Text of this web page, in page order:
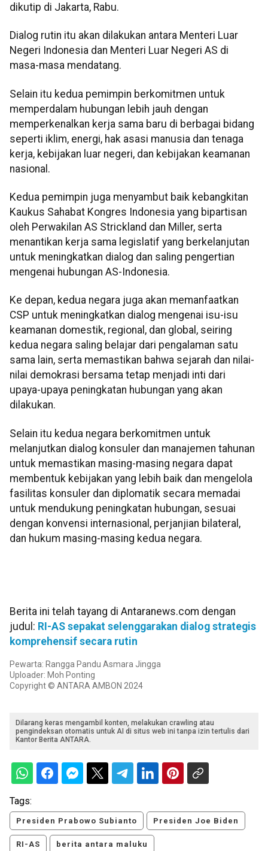
dikutip di Jakarta, Rabu.
Dialog rutin itu akan dilakukan antara Menteri Luar
Negeri Indonesia dan Menteri Luar Negeri AS di
masa-masa mendatang.
Selain itu kedua pemimpin berkomitmen untuk
memperdalam hubungan lebih jauh dengan
memperkenalkan kerja sama baru di berbagai bidang
seperti iklim, energi, hak asasi manusia dan tenaga
kerja, kebijakan luar negeri, dan kebijakan keamanan
nasional.
Kedua pemimpin juga menyambut baik kebangkitan
Kaukus Sahabat Kongres Indonesia yang bipartisan
oleh Perwakilan AS Strickland dan Miller, serta
menantikan kerja sama legislatif yang berkelanjutan
untuk meningkatkan dialog dan saling pengertian
mengenai hubungan AS-Indonesia.
Ke depan, kedua negara juga akan memanfaatkan
CSP untuk meningkatkan dialog mengenai isu-isu
keamanan domestik, regional, dan global, seiring
kedua negara saling belajar dari pengalaman satu
sama lain, serta memastikan bahwa sejarah dan nilai-
nilai demokrasi bersama tetap menjadi inti dari
upaya-upaya peningkatan hubungan yang akan
dilakukan.
Selain itu kedua negara berkomitmen untuk
melanjutkan dialog konsuler dan manajemen tahunan
untuk memastikan masing-masing negara dapat
membentuk kebijakan yang lebih baik dan mengelola
fasilitas konsuler dan diplomatik secara memadai
untuk mendukung peningkatan hubungan, sesuai
dengan konvensi internasional, perjanjian bilateral,
dan hukum masing-masing kedua negara.
Berita ini telah tayang di Antaranews.com dengan
judul: RI-AS sepakat selenggarakan dialog strategis
komprehensif secara rutin
Pewarta: Rangga Pandu Asmara Jingga
Uploader: Moh Ponting
Copyright © ANTARA AMBON 2024
Dilarang keras mengambil konten, melakukan crawling atau
pengindeksan otomatis untuk AI di situs web ini tanpa izin tertulis dari
Kantor Berita ANTARA.
Tags:
Presiden Prabowo Subianto Presiden Joe Biden
RI-AS berita antara maluku